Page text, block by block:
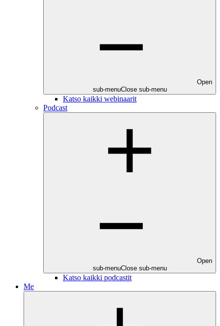
Open
sub-menuClose sub-menu
Katso kaikki webinaarit
Podcast
Open
sub-menuClose sub-menu
Katso kaikki podcastit
Me